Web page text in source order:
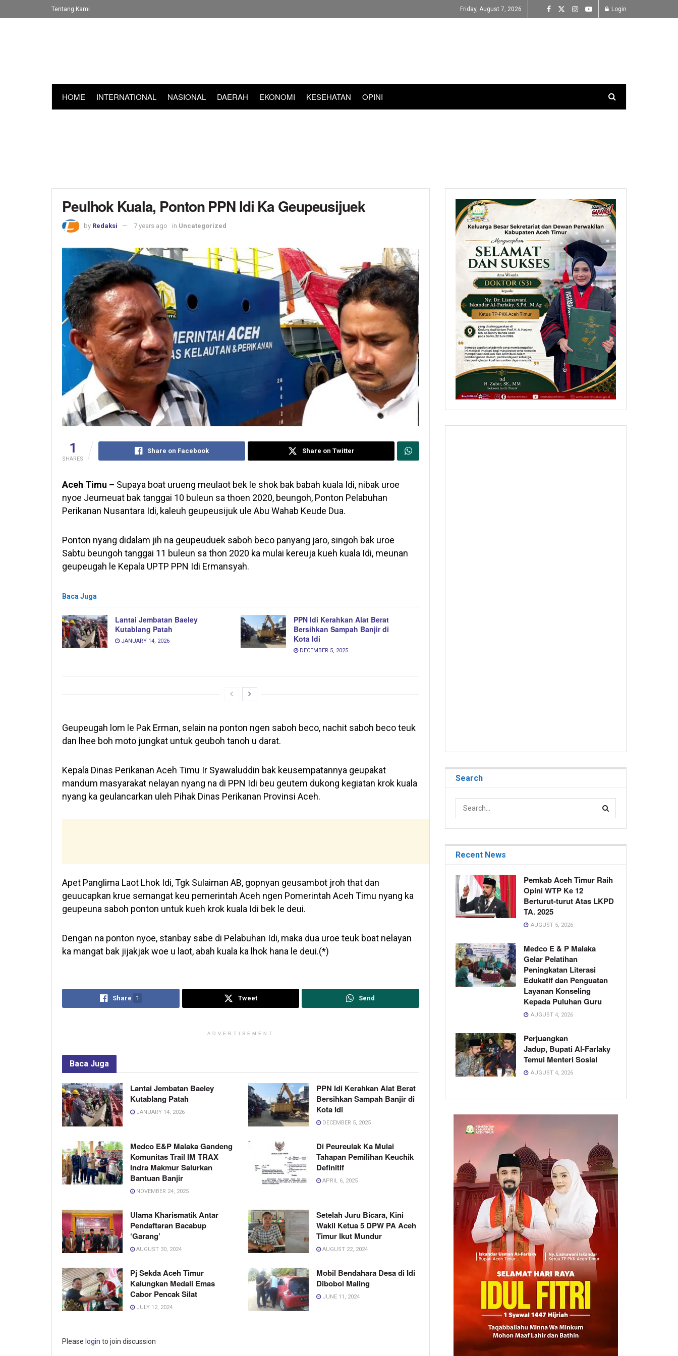
Tentang Kami Friday, August 7, 2026 Login
HOME INTERNATIONAL NASIONAL DAERAH EKONOMI KESEHATAN OPINI
Peulhok Kuala, Ponton PPN Idi Ka Geupeusijuek
by Redaksi 7 years ago in Uncategorized
1
SHARES
Share on Facebook Share on Twitter
Aceh Timu – Supaya boat urueng meulaot bek le shok bak babah kuala Idi, nibak uroe
nyoe Jeumeuat bak tanggai 10 buleun sa thoen 2020, beungoh, Ponton Pelabuhan
Perikanan Nusantara Idi, kaleuh geupeusijuk ule Abu Wahab Keude Dua.
Ponton nyang didalam jih na geupeuduek saboh beco panyang jaro, singoh bak uroe
Sabtu beungoh tanggai 11 buleun sa thon 2020 ka mulai kereuja kueh kuala Idi, meunan
geupeugah le Kepala UPTP PPN Idi Ermansyah.
Baca Juga
Lantai Jembatan Baeley
Kutablang Patah
JANUARY 14, 2026
PPN Idi Kerahkan Alat Berat
Bersihkan Sampah Banjir di
Kota Idi
DECEMBER 5, 2025
Geupeugah lom le Pak Erman, selain na ponton ngen saboh beco, nachit saboh beco teuk
dan lhee boh moto jungkat untuk geuboh tanoh u darat.
Kepala Dinas Perikanan Aceh Timu Ir Syawaluddin bak keusempatannya geupakat
mandum masyarakat nelayan nyang na di PPN Idi beu geutem dukong kegiatan krok kuala
nyang ka geulancarkan uleh Pihak Dinas Perikanan Provinsi Aceh.
Apet Panglima Laot Lhok Idi, Tgk Sulaiman AB, gopnyan geusambot jroh that dan
geuucapkan krue semangat keu pemerintah Aceh ngen Pomerintah Aceh Timu nyang ka
geupeuna saboh ponton untuk kueh krok kuala Idi bek le deui.
Dengan na ponton nyoe, stanbay sabe di Pelabuhan Idi, maka dua uroe teuk boat nelayan
ka mangat bak jijakjak woe u laot, abah kuala ka lhok hana le deui.(*)
Share 1 Tweet Send
ADVERTISEMENT
Baca Juga
Lantai Jembatan Baeley
Kutablang Patah
JANUARY 14, 2026
PPN Idi Kerahkan Alat Berat
Bersihkan Sampah Banjir di
Kota Idi
DECEMBER 5, 2025
Medco E&P Malaka Gandeng
Komunitas Trail IM TRAX
Indra Makmur Salurkan
Bantuan Banjir
NOVEMBER 24, 2025
Di Peureulak Ka Mulai
Tahapan Pemilihan Keuchik
Definitif
APRIL 6, 2025
Ulama Kharismatik Antar
Pendaftaran Bacabup
‘Garang’
AUGUST 30, 2024
Setelah Juru Bicara, Kini
Wakil Ketua 5 DPW PA Aceh
Timur Ikut Mundur
AUGUST 22, 2024
Pj Sekda Aceh Timur
Kalungkan Medali Emas
Cabor Pencak Silat
JULY 12, 2024
Mobil Bendahara Desa di Idi
Dibobol Maling
JUNE 11, 2024
Please login to join discussion
Search
Recent News
Pemkab Aceh Timur Raih
Opini WTP Ke 12
Berturut-turut Atas LKPD
TA. 2025
AUGUST 5, 2026
Medco E & P Malaka
Gelar Pelatihan
Peningkatan Literasi
Edukatif dan Penguatan
Layanan Konseling
Kepada Puluhan Guru
AUGUST 4, 2026
Perjuangkan
Jadup, Bupati Al-Farlaky
Temui Menteri Sosial
AUGUST 4, 2026